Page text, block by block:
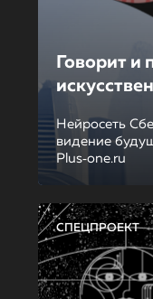
Говорит и
Нейросеть
видение
Plus‑one.ru
СПЕЦПРОЕКТ